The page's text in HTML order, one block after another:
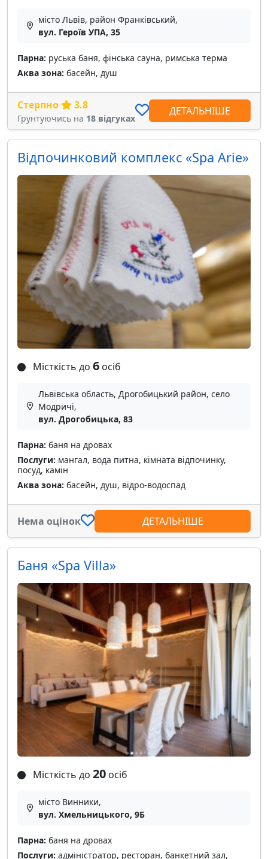
місто Львів, район Франківський,
вул. Героїв УПА, 35
Парна: руська баня, фінська сауна, римська терма
Аква зона: басейн, душ
Стерпно 3.8
Грунтуючись на 18 відгуках
ДЕТАЛЬНІШЕ
Відпочинковий комплекс «Spa Arie»
Місткість до 6 осіб
Львівська область, Дрогобицький район, село
Модричі,
вул. Дрогобицька, 83
Парна: баня на дровах
Послуги: мангал, вода питна, кімната відпочинку,
посуд, камін
Аква зона: басейн, душ, відро-водоспад
Нема оцінок ДЕТАЛЬНІШЕ
Баня «Spa Villa»
Місткість до 20 осіб
місто Винники,
вул. Хмельницького, 9Б
Парна: баня на дровах
Послуги: адміністратор, ресторан, банкетний зал,